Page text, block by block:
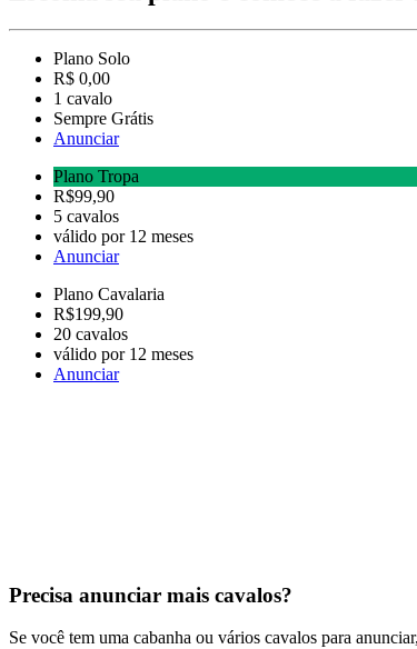
Plano Solo
R$ 0,00
1 cavalo
Sempre Grátis
Anunciar
Plano Tropa
R$99,90
5 cavalos
válido por 12 meses
Anunciar
Plano Cavalaria
R$199,90
20 cavalos
válido por 12 meses
Anunciar
Precisa anunciar mais cavalos?
Se você tem uma cabanha ou vários cavalos para